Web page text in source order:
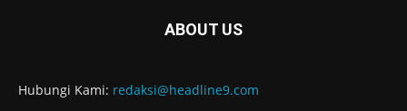
ABOUT US
Hubungi Kami: redaksi@headline9.com